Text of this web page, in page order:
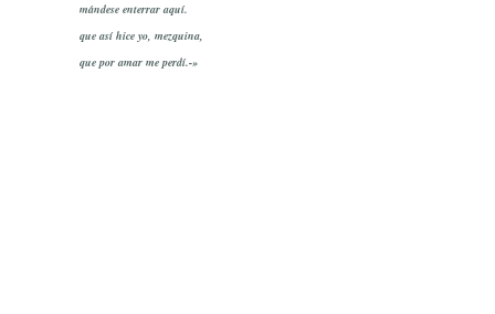
mándese enterrar aquí.
que así hice yo, mezquina,
que por amar me perdí.-»